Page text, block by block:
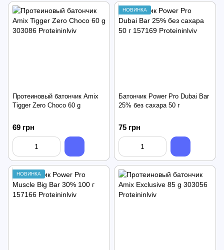
Протеиновый батончик Amix
Tigger Zero Choco 60 g
69 грн
НОВИНКА
Батончик Power Pro Dubai Bar
25% без сахара 50 г
75 грн
НОВИНКА